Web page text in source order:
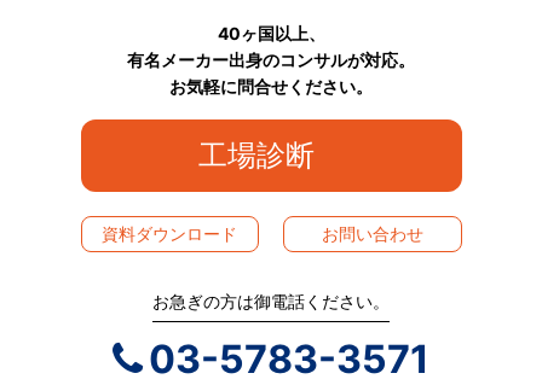
40ヶ国以上、
有名メーカー出身のコンサルが対応。
お気軽に問合せください。
工場診断
資料ダウンロード お問い合わせ
お急ぎの方は御電話ください。
03-5783-3571